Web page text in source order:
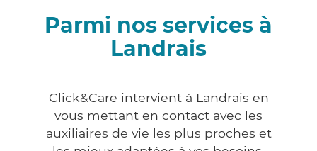
Parmi nos services à
Landrais
Click&Care intervient à Landrais en
vous mettant en contact avec les
auxiliaires de vie les plus proches et